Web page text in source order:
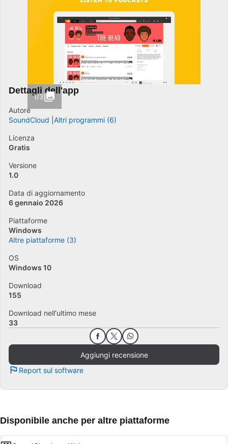
1/3
Dettagli dell'app
Autore
SoundCloud Altri programmi (6)
Licenza
Gratis
Versione
1.0
Data di aggiornamento
6 gennaio 2026
Piattaforme
Windows
Altre piattaforme (3)
OS
Windows 10
Download
155
Download nell'ultimo mese
33
Aggiungi recensione
Report sul software
Disponibile anche per altre piattaforme